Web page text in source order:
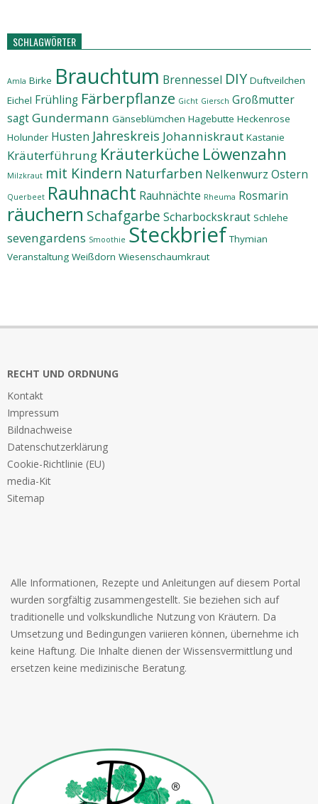
SCHLAGWÖRTER
Amla Birke Brauchtum Brennessel DIY Duftveilchen
Eichel Frühling Färberpflanze Gicht Giersch Großmutter
sagtGundermann Gänseblümchen Hagebutte Heckenrose
Holunder Husten Jahreskreis Johanniskraut Kastanie
Kräuterführung Kräuterküche Löwenzahn
Milzkraut mit Kindern Naturfarben Nelkenwurz Ostern
Querbeet Rauhnacht Rauhnächte Rheuma Rosmarin
räuchern Schafgarbe Scharbockskraut Schlehe
sevengardens Smoothie Steckbrief Thymian
Veranstaltung Weißdorn Wiesenschaumkraut
RECHT UND ORDNUNG
Kontakt
Impressum
Bildnachweise
Datenschutzerklärung
Cookie-Richtlinie (EU)
media-Kit
Sitemap
Alle Informationen, Rezepte und Anleitungen auf diesem Portal
wurden sorgfältig zusammengestellt. Sie beziehen sich auf
traditionelle und volkskundliche Nutzung von Kräutern. Da
Umsetzung und Bedingungen variieren können, übernehme ich
keine Haftung. Die Inhalte dienen der Wissensvermittlung und
ersetzen keine medizinische Beratung.